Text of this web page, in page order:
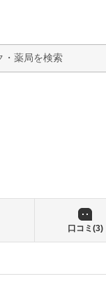
検索
口コミ(3)